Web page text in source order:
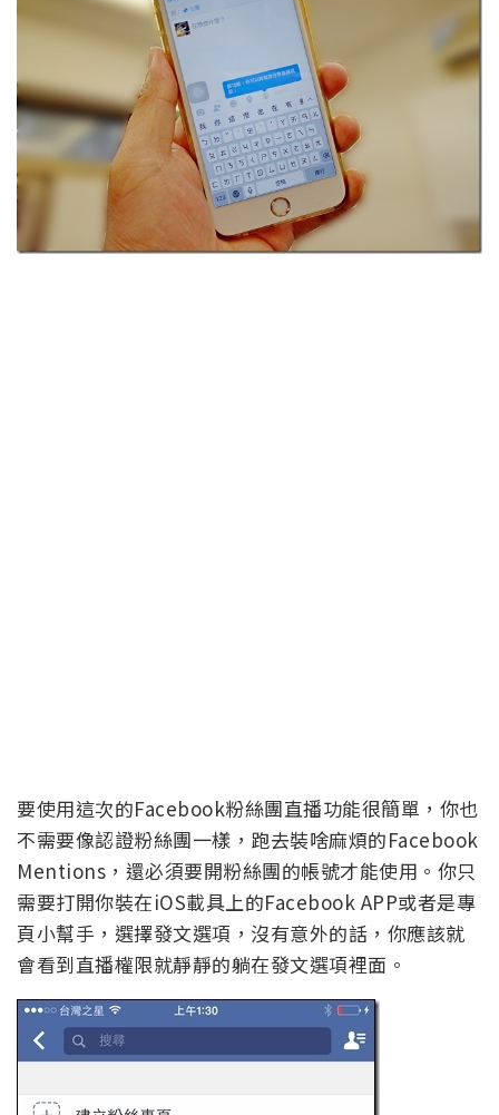
要使用這次的Facebook粉絲團直播功能很簡單，你也
不需要像認證粉絲團一樣，跑去裝啥麻煩的Facebook
Mentions，還必須要開粉絲團的帳號才能使用。你只
需要打開你裝在iOS載具上的Facebook APP或者是專
頁小幫手，選擇發文選項，沒有意外的話，你應該就
會看到直播權限就靜靜的躺在發文選項裡面。